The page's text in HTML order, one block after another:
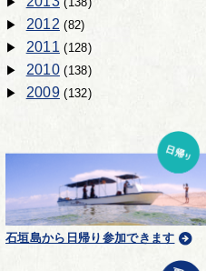
2012 (82)
2011(128)
2010(138)
2009(132)
石垣島から日帰り参加できます